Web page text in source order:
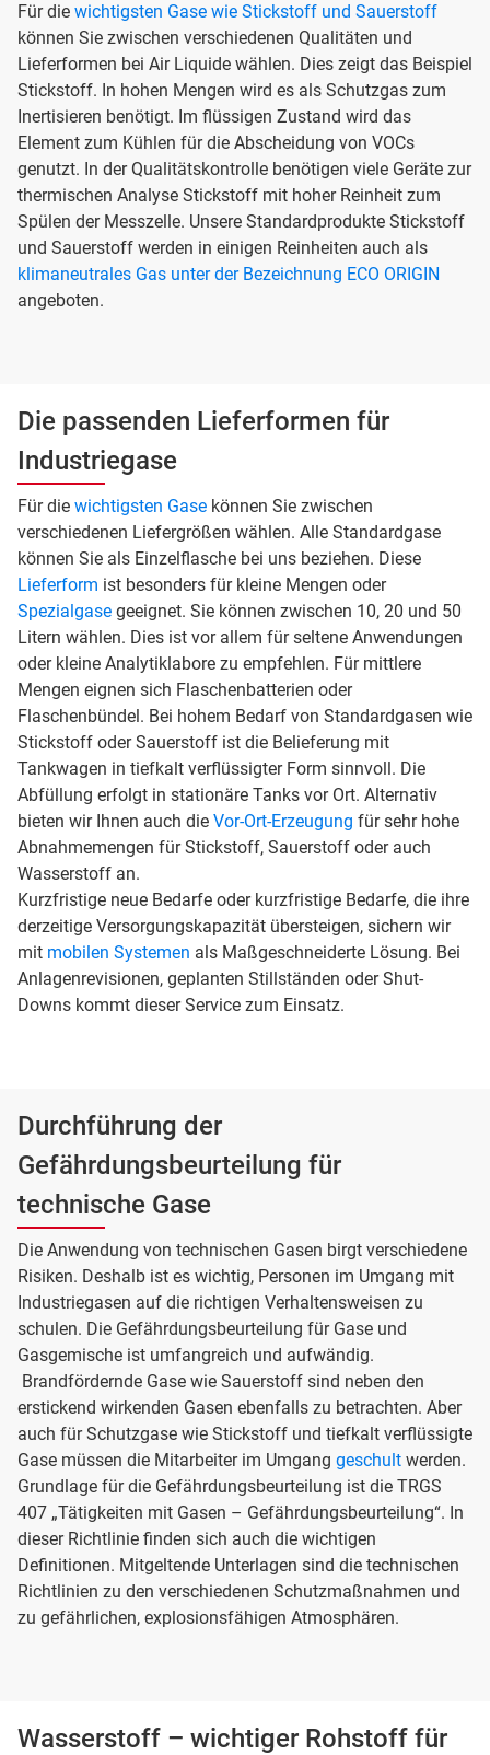
Für die wichtigsten Gase wie Stickstoff und Sauerstoff
können Sie zwischen verschiedenen Qualitäten und
Lieferformen bei Air Liquide wählen. Dies zeigt das Beispiel
Stickstoff. In hohen Mengen wird es als Schutzgas zum
Inertisieren benötigt. Im flüssigen Zustand wird das
Element zum Kühlen für die Abscheidung von VOCs
genutzt. In der Qualitätskontrolle benötigen viele Geräte zur
thermischen Analyse Stickstoff mit hoher Reinheit zum
Spülen der Messzelle. Unsere Standardprodukte Stickstoff
und Sauerstoff werden in einigen Reinheiten auch als
klimaneutrales Gas unter der Bezeichnung ECO ORIGIN
angeboten.
Die passenden Lieferformen für
Industriegase
Für die wichtigsten Gase können Sie zwischen
verschiedenen Liefergrößen wählen. Alle Standardgase
können Sie als Einzelflasche bei uns beziehen. Diese
Lieferform ist besonders für kleine Mengen oder
Spezialgase geeignet. Sie können zwischen 10, 20 und 50
Litern wählen. Dies ist vor allem für seltene Anwendungen
oder kleine Analytiklabore zu empfehlen. Für mittlere
Mengen eignen sich Flaschenbatterien oder
Flaschenbündel. Bei hohem Bedarf von Standardgasen wie
Stickstoff oder Sauerstoff ist die Belieferung mit
Tankwagen in tiefkalt verflüssigter Form sinnvoll. Die
Abfüllung erfolgt in stationäre Tanks vor Ort. Alternativ
bieten wir Ihnen auch die Vor-Ort-Erzeugung für sehr hohe
Abnahmemengen für Stickstoff, Sauerstoff oder auch
Wasserstoff an.
Kurzfristige neue Bedarfe oder kurzfristige Bedarfe, die ihre
derzeitige Versorgungskapazität übersteigen, sichern wir
mit mobilen Systemen als Maßgeschneiderte Lösung. Bei
Anlagenrevisionen, geplanten Stillständen oder Shut-
Downs kommt dieser Service zum Einsatz.
Durchführung der
Gefährdungsbeurteilung für
technische Gase
Die Anwendung von technischen Gasen birgt verschiedene
Risiken. Deshalb ist es wichtig, Personen im Umgang mit
Industriegasen auf die richtigen Verhaltensweisen zu
schulen. Die Gefährdungsbeurteilung für Gase und
Gasgemische ist umfangreich und aufwändig.
Brandfördernde Gase wie Sauerstoff sind neben den
erstickend wirkenden Gasen ebenfalls zu betrachten. Aber
auch für Schutzgase wie Stickstoff und tiefkalt verflüssigte
Gase müssen die Mitarbeiter im Umgang geschult werden.
Grundlage für die Gefährdungsbeurteilung ist die TRGS
407 „Tätigkeiten mit Gasen – Gefährdungsbeurteilung“. In
dieser Richtlinie finden sich auch die wichtigen
Definitionen. Mitgeltende Unterlagen sind die technischen
Richtlinien zu den verschiedenen Schutzmaßnahmen und
zu gefährlichen, explosionsfähigen Atmosphären.
Wasserstoff – wichtiger Rohstoff für